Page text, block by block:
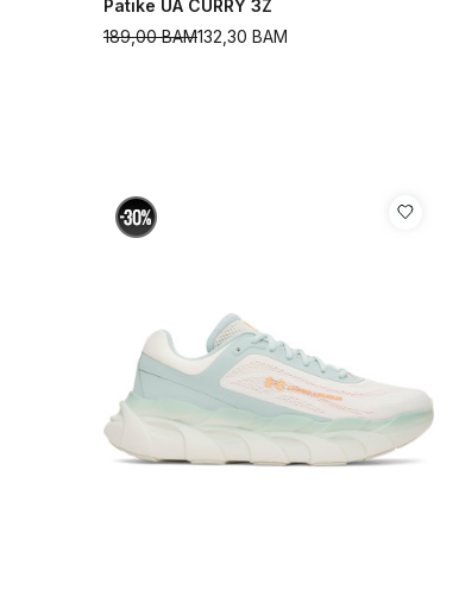
Patike UA CURRY 3Z
132,30 BAM
189,00BAM